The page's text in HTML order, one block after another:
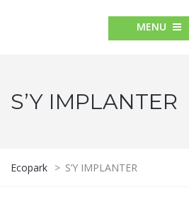
MENU
S’Y IMPLANTER
Ecopark > S’Y IMPLANTER